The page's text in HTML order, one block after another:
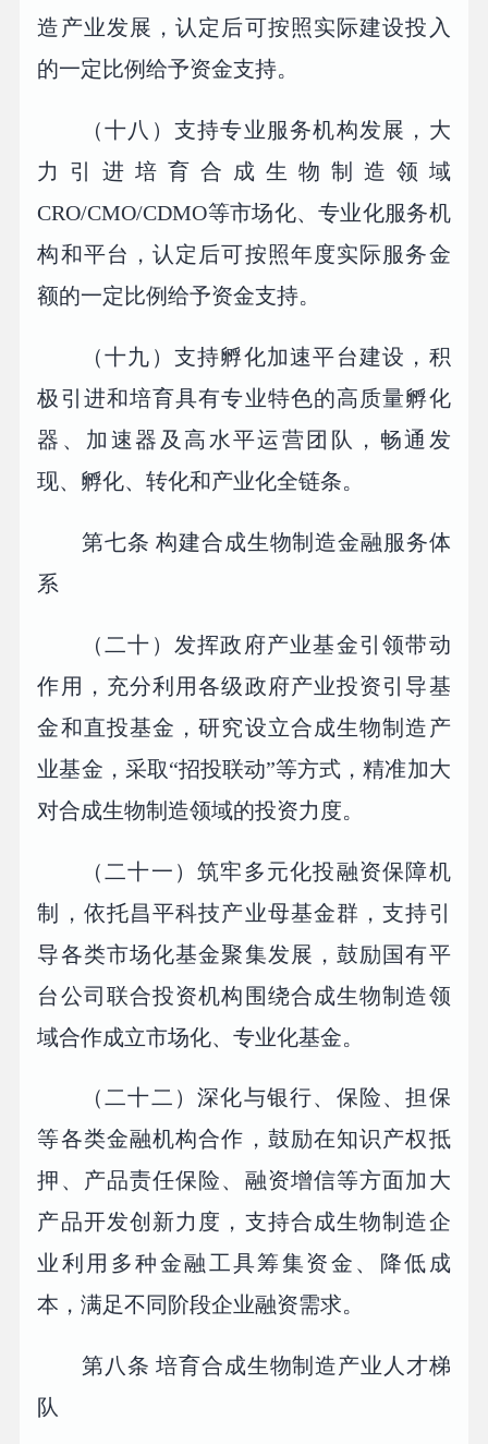
造产业发展，认定后可按照实际建设投入
的一定比例给予资金支持。
（十八）支持专业服务机构发展，大
力引进培育合成生物制造领域
CRO/CMO/CDMO等市场化、专业化服务机
构和平台，认定后可按照年度实际服务金
额的一定比例给予资金支持。
（十九）支持孵化加速平台建设，积
极引进和培育具有专业特色的高质量孵化
器、加速器及高水平运营团队，畅通发
现、孵化、转化和产业化全链条。
第七条 构建合成生物制造金融服务体
系
（二十）发挥政府产业基金引领带动
作用，充分利用各级政府产业投资引导基
金和直投基金，研究设立合成生物制造产
业基金，采取“招投联动”等方式，精准加大
对合成生物制造领域的投资力度。
（二十一）筑牢多元化投融资保障机
制，依托昌平科技产业母基金群，支持引
导各类市场化基金聚集发展，鼓励国有平
台公司联合投资机构围绕合成生物制造领
域合作成立市场化、专业化基金。
（二十二）深化与银行、保险、担保
等各类金融机构合作，鼓励在知识产权抵
押、产品责任保险、融资增信等方面加大
产品开发创新力度，支持合成生物制造企
业利用多种金融工具筹集资金、降低成
本，满足不同阶段企业融资需求。
第八条 培育合成生物制造产业人才梯
队